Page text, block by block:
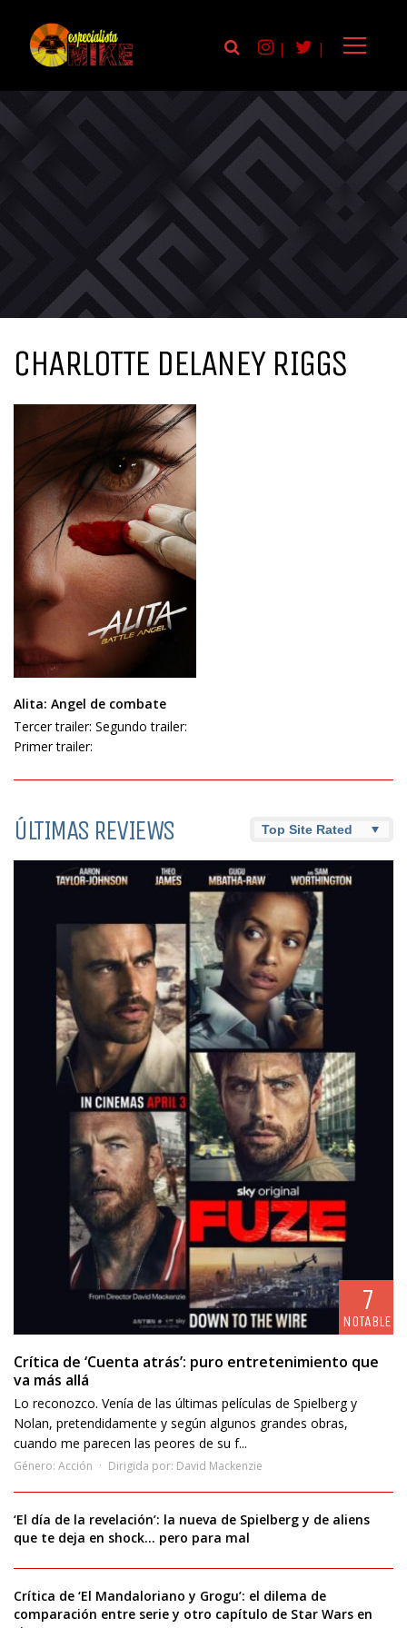
| |
CHARLOTTE DELANEY RIGGS
Alita: Angel de combate
Tercer trailer: Segundo trailer:
Primer trailer:
ÚLTIMAS REVIEWS
7
NOTABLE
Crítica de ‘Cuenta atrás’: puro entretenimiento que
va más allá
Lo reconozco. Venía de las últimas películas de Spielberg y
Nolan, pretendidamente y según algunos grandes obras,
cuando me parecen las peores de su f...
Género: Acción Dirigida por: David Mackenzie
‘El día de la revelación’: la nueva de Spielberg y de aliens
que te deja en shock… pero para mal
Crítica de ‘El Mandaloriano y Grogu’: el dilema de
comparación entre serie y otro capítulo de Star Wars en